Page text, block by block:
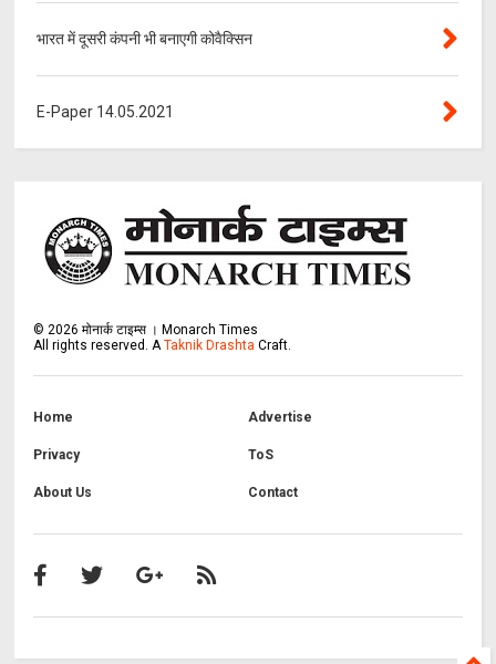
भारत में दूसरी कंपनी भी बनाएगी कोवैक्सिन
E-Paper 14.05.2021
©2026 मोनार्क टाइम्स । Monarch Times
All rights reserved. ATaknik Drashta Craft.
Home Advertise
Privacy ToS
About Us Contact